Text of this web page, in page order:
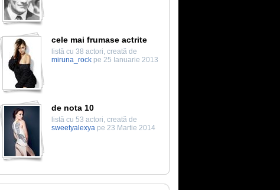
cele mai frumase actrite
listă cu 38 actori, creată de
miruna_rock pe 25 Ianuarie 2013
de nota 10
listă cu 53 actori, creată de
sweetyalexya pe 23 Martie 2014